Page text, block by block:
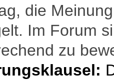
die
Im Forum
zu